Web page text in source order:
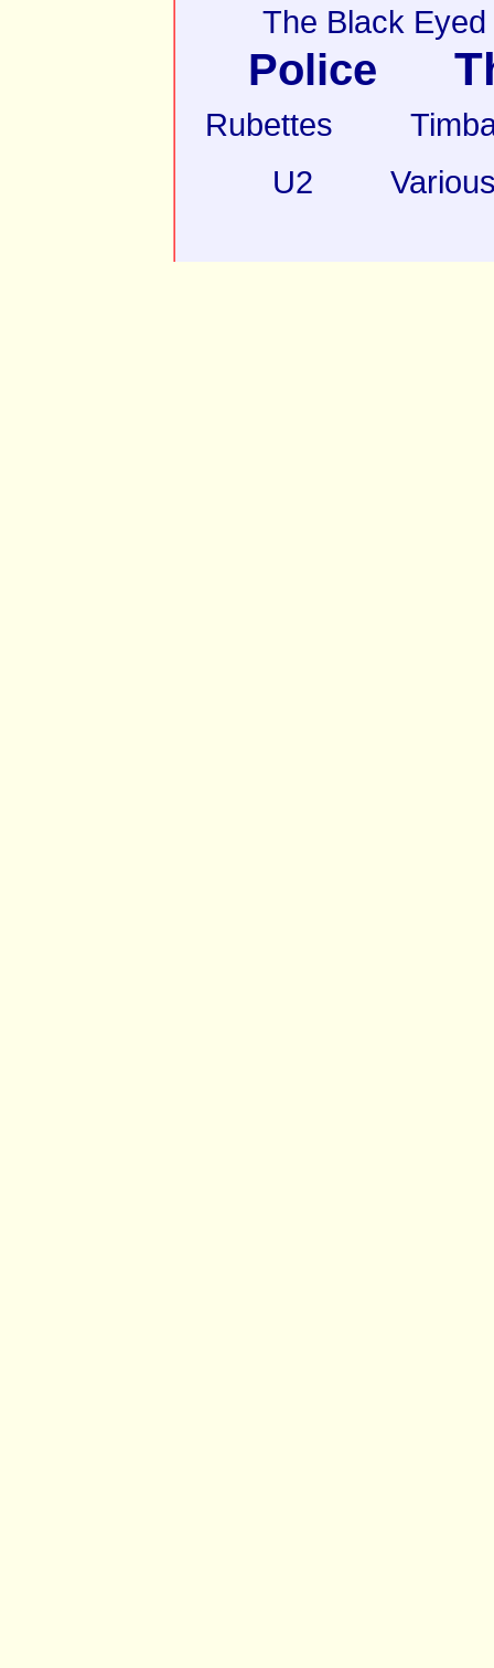
The Black
Police
Rubettes
U2